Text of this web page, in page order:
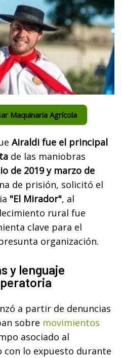
Maquinaria Agrícola
Airaldi fue el principal
de las maniobras
de 2019 y marzo de
de prisión, solicitó el
"El Mirador", al
rural fue
clave para el
organización.
y lenguaje
a partir de denuncias
sobre movimientos
asociado al
con lo expuesto durante